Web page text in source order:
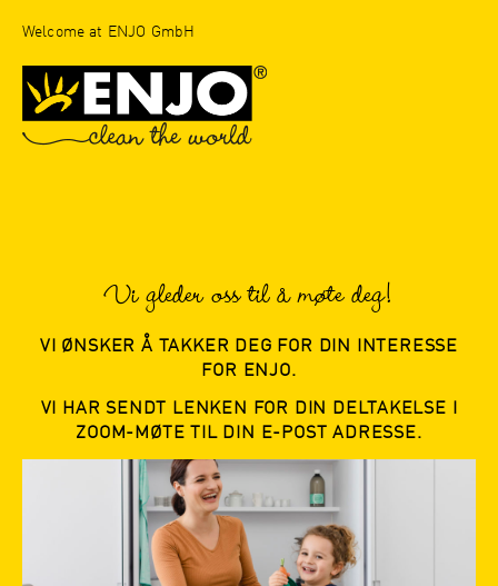
Welcome at ENJO GmbH
Vi gleder oss til å møte deg!
VI ØNSKER Å TAKKER DEG FOR DIN INTERESSE
FOR ENJO.
VI HAR SENDT LENKEN FOR DIN DELTAKELSE I
ZOOM-MØTE TIL DIN E-POST ADRESSE.